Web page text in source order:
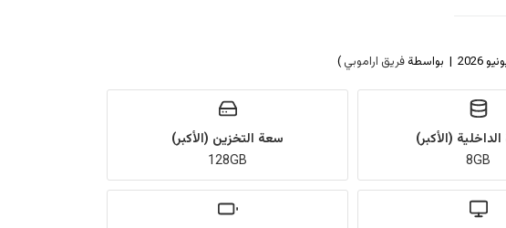
فريق اراموبي )
الداخلية (الأكبر)
8GB
سعة التخزين (الأكبر)
128GB